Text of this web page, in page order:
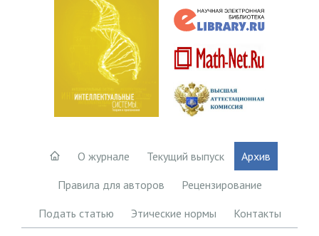
О журнале Текущий выпуск
Архив
Правила для авторов
Рецензирование
Подать статью
Этические нормы Контакты